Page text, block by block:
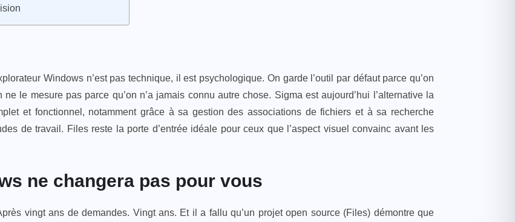
Windows n’est pas technique, il est psychologique. On garde l’outil par défaut parce qu’on
le mesure pas parce qu’on n’a jamais connu autre chose. Sigma est aujourd’hui l’alternative la
et fonctionnel, notamment grâce à sa gestion des associations de fichiers et à sa recherche
de travail. Files reste la porte d’entrée idéale pour ceux que l’aspect visuel convainc avant les
ne changera pas pour vous
vingt ans de demandes. Vingt ans. Et il a fallu qu’un projet open source (Files) démontre que